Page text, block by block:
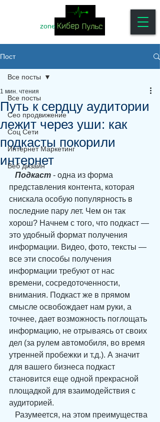
zone
Пост
Все посты
Сео продвижение
Соц Сети
Интернет Маркетинг
Веб дизайн
Все посты
Путь к сердцу аудитории
лежит через уши: как
подкасты покорили
интернет
1 мин. чтения
Подкаст - одна из форма
представления контента, которая
снискала особую популярность в
последние пару лет. Чем он так
хорош? Начнем с того, что подкаст —
это удобный формат получения
информации. Видео, фото, тексты —
все эти способы получения
информации требуют от нас
времени, сосредоточенности,
внимания. Подкаст же в прямом
смысле освобождает нам руки, а
точнее, дает возможность поглощать
информацию, не отрываясь от своих
дел (за рулем автомобиля, во время
утренней пробежки и т.д.). А значит
для вашего бизнеса подкаст
становится еще одной прекрасной
площадкой для взаимодействия с
аудиторией.